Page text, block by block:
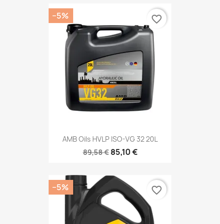
AMB Oils HVLP ISO-VG 32 20L
89,58 € 85,10 €
−5% favorite_border
−5% favorite_border